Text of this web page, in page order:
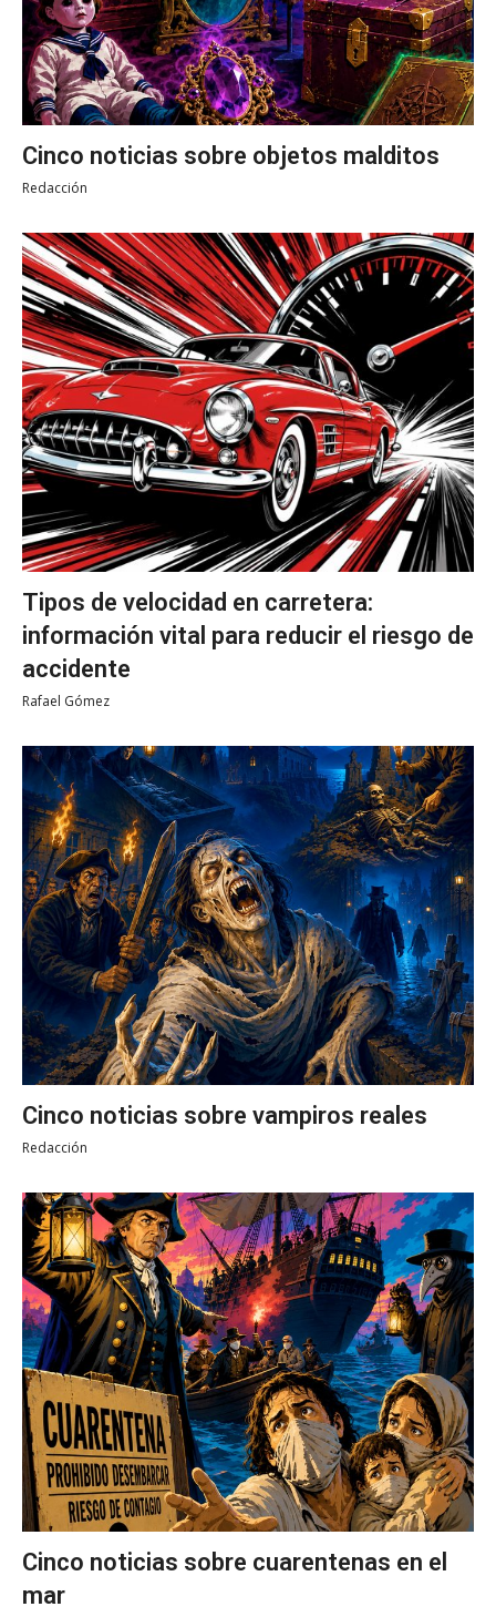
Cinco noticias sobre objetos malditos
Redacción
Tipos de velocidad en carretera:
información vital para reducir el riesgo de
accidente
Rafael Gómez
Cinco noticias sobre vampiros reales
Redacción
Cinco noticias sobre cuarentenas en el
mar